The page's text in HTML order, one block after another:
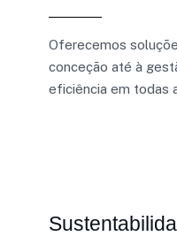
Oferecemos
conceção até à
eficiência em todas